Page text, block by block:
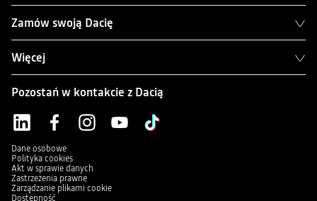
Zamów swoją Dacię
Więcej
Pozostań w kontakcie z Dacią
Dane osobowe
Polityka cookies
Akt w sprawie danych
Zastrzeżenia prawne
Zarządzanie plikami cookie
Dostępność